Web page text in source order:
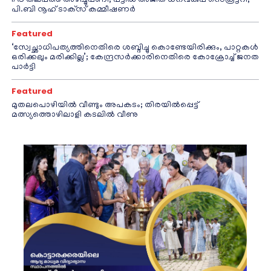
പി.ബി നൂഹ് ടാക്‌സ് കമ്മീഷണര്‍
Featured
‘സ്വേച്ഛാധിപത്യത്തിനെതിരെ ശബ്ദിച്ചു കൊണ്ടേയിരിക്കും, പാറ്റകൾ
ഒരിക്കലും മരിക്കില്ല’; കേന്ദ്രസർക്കാരിനെതിരെ കോക്രോച്ച് ജനത
പാർട്ടി
Featured
മുതലപൊഴിയിൽ വീണ്ടും അപകടം; തിരയിൽപ്പെട്ട്
മത്സ്യത്തൊഴിലാളി കടലിൽ വീണു